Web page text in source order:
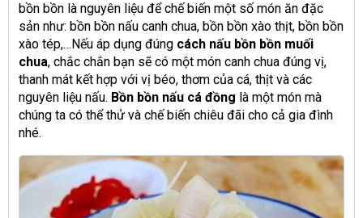
bồn bồn là nguyên liệu để chế biến một số món ăn đặc
sản như: bồn bồn nấu canh chua, bồn bồn xào thịt, bồn bồn
xào tép,…Nếu áp dụng đúng cách nấu bồn bồn muối
chua, chắc chắn bạn sẽ có một món canh chua đúng vị,
thanh mát kết hợp với vị béo, thơm của cá, thịt và các
nguyên liệu nấu. Bồn bồn nấu cá đồng là một món mà
chúng ta có thể thử và chế biến chiêu đãi cho cả gia đình
nhé.